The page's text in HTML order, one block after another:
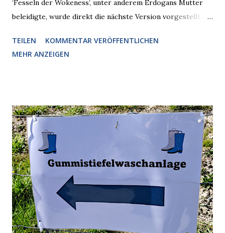
‘Fesseln der Wokeness’, unter anderem Erdogans Mutter
beleidigte, wurde direkt die nächste Version vorgestellt,
radikalisierte, weil sie ohnehin kurz vor dem Austausch
stand. Das ist sogar recht logisch, aber nicht, um den
unauffälliger machen muss, damit die KI rechtslastig
argumentiert. So wird jetzt berichtet, dass der neue Grok
bei diversen Anfragen zu kontroversen Themen auf dem
Weg zu einer Antwort erst einmal Elons eigene Sicht der
Dinge auf Twitter abfragen und entscheidend relevant
verarbeiten muss. Das ist lächerlich und gefährlich
zugleich. Denn eine Information fehlt noch, Grok soll
künftig in den US-amerikanischen Behörden mitarbeiten,
zuvord...
TEILEN
KOMMENTAR VERÖFFENTLICHEN
MEHR ANZEIGEN